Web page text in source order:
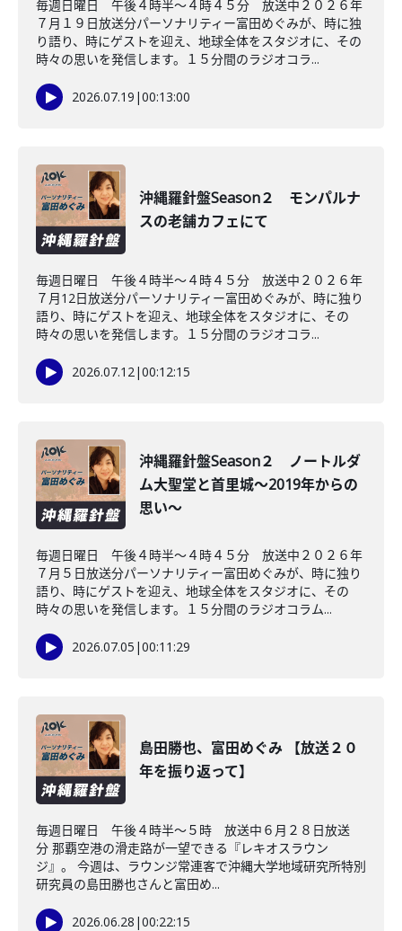
毎週日曜日 午後４時半～４時４５分 放送中２０２６年
７月１９日放送分パーソナリティー富田めぐみが、時に独
り語り、時にゲストを迎え、地球全体をスタジオに、その
時々の思いを発信します。１５分間のラジオコラ...
2026.07.19 |00:13:00
沖縄羅針盤Season２ モンパルナ
スの老舗カフェにて
毎週日曜日 午後４時半～４時４５分 放送中２０２６年
７月12日放送分パーソナリティー富田めぐみが、時に独り
語り、時にゲストを迎え、地球全体をスタジオに、その
時々の思いを発信します。１５分間のラジオコラ...
2026.07.12|00:12:15
沖縄羅針盤Season２ ノートルダ
ム大聖堂と首里城～2019年からの
思い～
毎週日曜日 午後４時半～４時４５分 放送中２０２６年
７月５日放送分パーソナリティー富田めぐみが、時に独り
語り、時にゲストを迎え、地球全体をスタジオに、その
時々の思いを発信します。１５分間のラジオコラム...
2026.07.05 |00:11:29
島田勝也、富田めぐみ 【放送２０
年を振り返って】
毎週日曜日 午後４時半～５時 放送中６月２８日放送
分 那覇空港の滑走路が一望できる『レキオスラウン
ジ』。 今週は、ラウンジ常連客で沖縄大学地域研究所特別
研究員の島田勝也さんと富田め...
2026.06.28 |00:22:15